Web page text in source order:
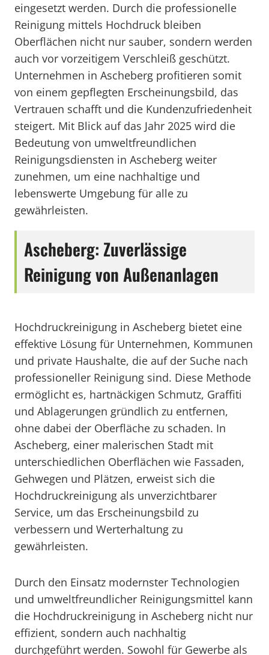
eingesetzt werden. Durch die professionelle
Reinigung mittels Hochdruck bleiben
Oberflächen nicht nur sauber, sondern werden
auch vor vorzeitigem Verschleiß geschützt.
Unternehmen in Ascheberg profitieren somit
von einem gepflegten Erscheinungsbild, das
Vertrauen schafft und die Kundenzufriedenheit
steigert. Mit Blick auf das Jahr 2025 wird die
Bedeutung von umweltfreundlichen
Reinigungsdiensten in Ascheberg weiter
zunehmen, um eine nachhaltige und
lebenswerte Umgebung für alle zu
gewährleisten.
Ascheberg: Zuverlässige
Reinigung von Außenanlagen
Hochdruckreinigung in Ascheberg bietet eine
effektive Lösung für Unternehmen, Kommunen
und private Haushalte, die auf der Suche nach
professioneller Reinigung sind. Diese Methode
ermöglicht es, hartnäckigen Schmutz, Graffiti
und Ablagerungen gründlich zu entfernen,
ohne dabei der Oberfläche zu schaden. In
Ascheberg, einer malerischen Stadt mit
unterschiedlichen Oberflächen wie Fassaden,
Gehwegen und Plätzen, erweist sich die
Hochdruckreinigung als unverzichtbarer
Service, um das Erscheinungsbild zu
verbessern und Werterhaltung zu
gewährleisten.
Durch den Einsatz modernster Technologien
und umweltfreundlicher Reinigungsmittel kann
die Hochdruckreinigung in Ascheberg nicht nur
effizient, sondern auch nachhaltig
durchgeführt werden. Sowohl für Gewerbe als